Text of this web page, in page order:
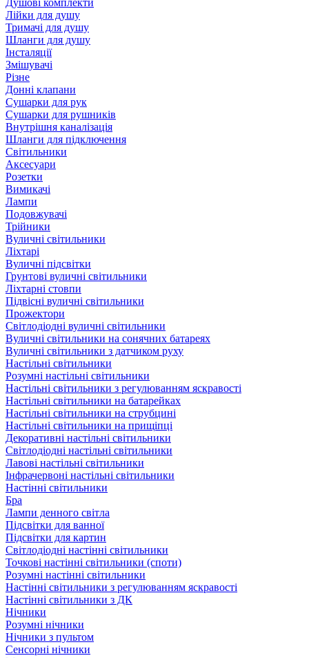
Душові комплекти
Лійки для душу
Тримачі для душу
Шланги для душу
Інсталяції
Змішувачі
Різне
Донні клапани
Сушарки для рук
Сушарки для рушників
Внутрішня каналізація
Шланги для підключення
Світильники
Аксесуари
Розетки
Вимикачі
Лампи
Подовжувачі
Трійники
Вуличні світильники
Ліхтарі
Вуличні підсвітки
Грунтові вуличні світильники
Ліхтарні стовпи
Підвісні вуличні світильники
Прожектори
Світлодіодні вуличні світильники
Вуличні світильники на сонячних батареях
Вуличні світильники з датчиком руху
Настільні світильники
Розумні настільні світильники
Настільні світильники з регулюванням яскравості
Настільні світильники на батарейках
Настільні світильники на струбцині
Настільні світильники на прищіпці
Декоративні настільні світильники
Світлодіодні настільні світильники
Лавові настільні світильники
Інфрачервоні настільні світильники
Настінні світильники
Бра
Лампи денного світла
Підсвітки для ванної
Підсвітки для картин
Світлодіодні настінні світильники
Точкові настінні світильники (споти)
Розумні настінні світильники
Настінні світильники з регулюванням яскравості
Настінні світильники з ДК
Нічники
Розумні нічники
Нічники з пультом
Сенсорні нічники